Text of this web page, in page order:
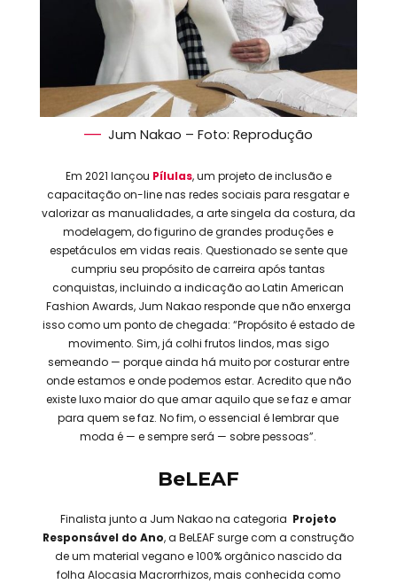
Jum Nakao – Foto: Reprodução
Em 2021 lançou Pílulas, um projeto de inclusão e
capacitação on-line nas redes sociais para resgatar e
valorizar as manualidades, a arte singela da costura, da
modelagem, do figurino de grandes produções e
espetáculos em vidas reais. Questionado se sente que
cumpriu seu propósito de carreira após tantas
conquistas, incluindo a indicação ao Latin American
Fashion Awards, Jum Nakao responde que não enxerga
isso como um ponto de chegada: “Propósito é estado de
movimento. Sim, já colhi frutos lindos, mas sigo
semeando — porque ainda há muito por costurar entre
onde estamos e onde podemos estar. Acredito que não
existe luxo maior do que amar aquilo que se faz e amar
para quem se faz. No fim, o essencial é lembrar que
moda é — e sempre será — sobre pessoas”.
BeLEAF
Finalista junto a Jum Nakao na categoria Projeto
Responsável do Ano, a BeLEAF surge com a construção
de um material vegano e 100% orgânico nascido da
folha Alocasia Macrorrhizos, mais conhecida como